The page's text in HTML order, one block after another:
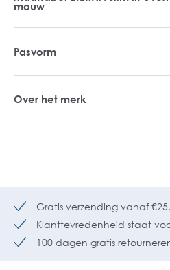
mouw
Pasvorm
Over het merk
Gratis verzending vanaf
Klanttevredenheid staat
100 dagen gratis